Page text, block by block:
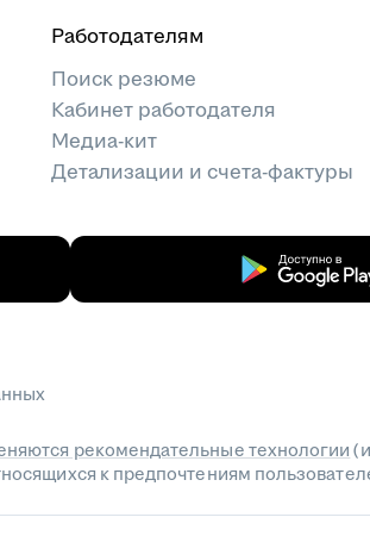
Работодателям
Поиск резюме
Кабинет работодателя
Медиа-кит
Детализации и счета-фактуры
рекомендательные технологии
к предпочтениям